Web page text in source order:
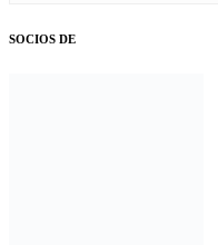
SOCIOS DE